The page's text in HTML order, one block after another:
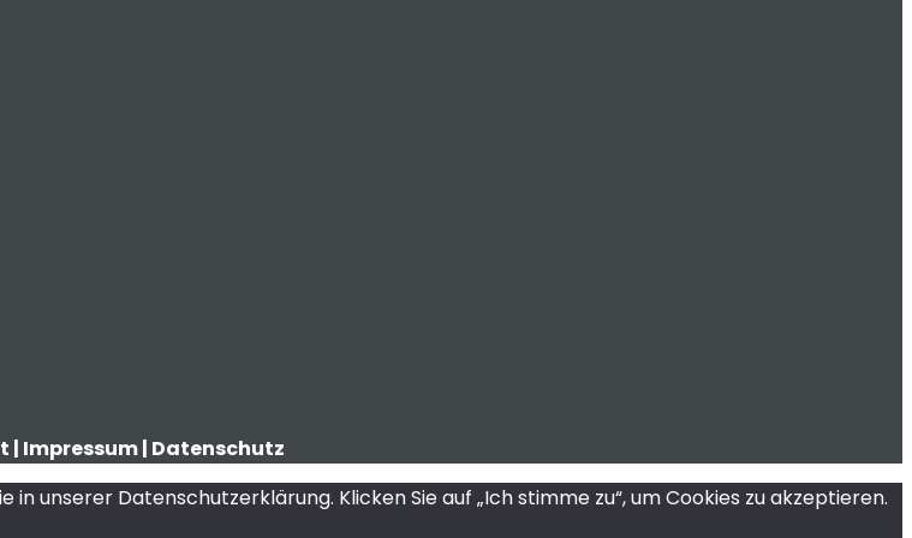
| Impressum| Datenschutz
unserer Datenschutzerklärung. Klicken Sie auf „Ich stimme zu“, um Cookies zu akzeptieren.